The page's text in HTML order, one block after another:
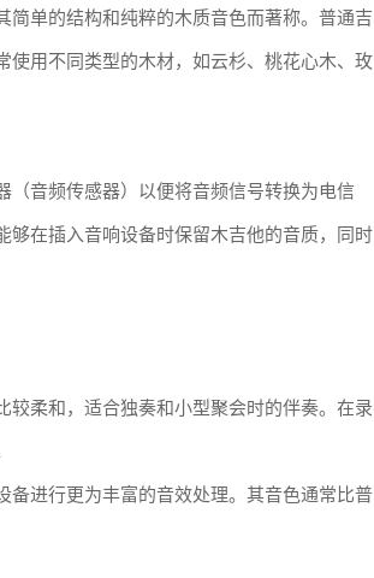
单的结构和纯粹的木质音色而著称。普通吉
使用不同类型的木材，如云杉、桃花心木、玫
（音频传感器）以便将音频信号转换为电信
够在插入音响设备时保留木吉他的音质，同时
柔和，适合独奏和小型聚会时的伴奏。在录
备进行更为丰富的音效处理。其音色通常比普